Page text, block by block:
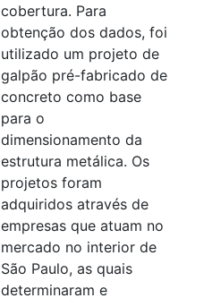
cobertura. Para
obtenção dos dados, foi
utilizado um projeto de
galpão pré-fabricado de
concreto como base
para o
dimensionamento da
estrutura metálica. Os
projetos foram
adquiridos através de
empresas que atuam no
mercado no interior de
São Paulo, as quais
determinaram e